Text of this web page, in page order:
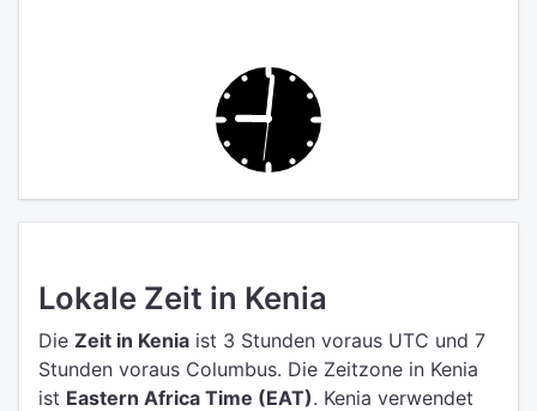
Lokale Zeit in Kenia
Die Zeit in Kenia ist 3 Stunden voraus UTC und 7
Stunden voraus Columbus. Die Zeitzone in Kenia
ist Eastern Africa Time (EAT). Kenia verwendet